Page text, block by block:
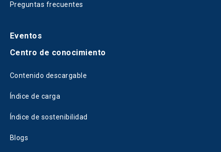
Preguntas frecuentes
Eventos
Centro de conocimiento
Contenido descargable
Índice de carga
Índice de sostenibilidad
Blogs